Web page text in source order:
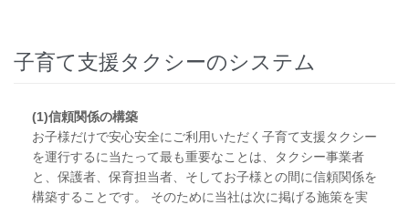
子育て支援タクシーのシステム
(1)信頼関係の構築
お子様だけで安心安全にご利用いただく子育て支援タクシー
を運行するに当たって最も重要なことは、タクシー事業者
と、保護者、保育担当者、そしてお子様との間に信頼関係を
構築することです。 そのために当社は次に掲げる施策を実